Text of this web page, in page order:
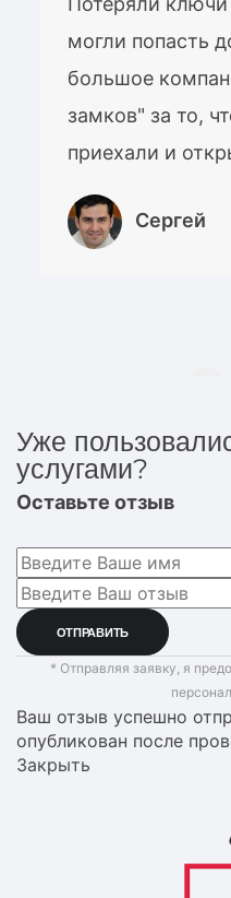
могли попасть
большое
замков" за то,
приехали и
Сергей
Уже
услугами?
Оставьте отзыв
* Отправляя заявку, я
Ваш отзыв успешно
опубликован после
Закрыть